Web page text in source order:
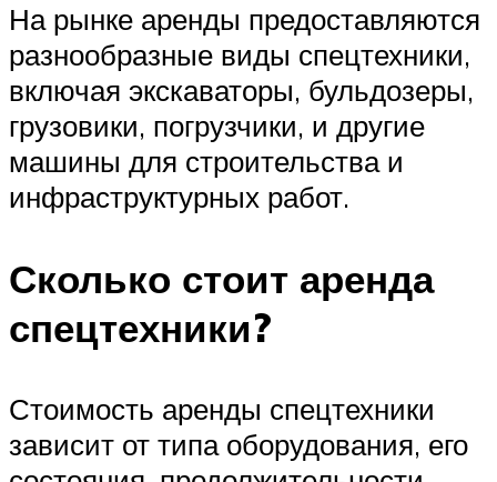
На рынке аренды предоставляются
разнообразные виды спецтехники,
включая экскаваторы, бульдозеры,
грузовики, погрузчики, и другие
машины для строительства и
инфраструктурных работ.
Сколько стоит аренда
спецтехники?
Стоимость аренды спецтехники
зависит от типа оборудования, его